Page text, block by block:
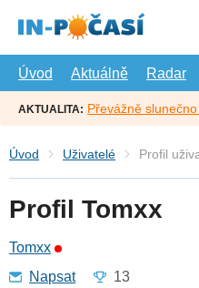
hlavní
Úvod
Aktuálně Radar
AKTUALITA: Převážně
Úvod Uživatelé Profil
Profil Tomxx
Tomxx
Napsat
13